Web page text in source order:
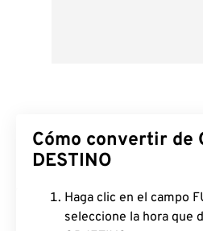
Cómo convertir de
DESTINO
Haga clic en el campo
seleccione la hora que